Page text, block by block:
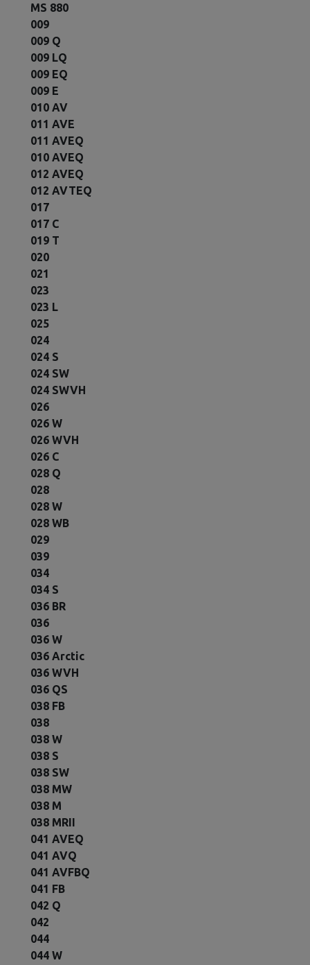
MS 880
009
009 Q
009 LQ
009 EQ
009 E
010 AV
011 AVE
011 AVEQ
010 AVEQ
012 AVEQ
012 AVTEQ
017
017 C
019 T
020
021
023
023 L
025
024
024 S
024 SW
024 SWVH
026
026 W
026 WVH
026 C
028 Q
028
028 W
028 WB
029
039
034
034 S
036 BR
036
036 W
036 Arctic
036 WVH
036 QS
038 FB
038
038 W
038 S
038 SW
038 MW
038 M
038 MRII
041 AVEQ
041 AVQ
041 AVFBQ
041 FB
042 Q
042
044
044 W